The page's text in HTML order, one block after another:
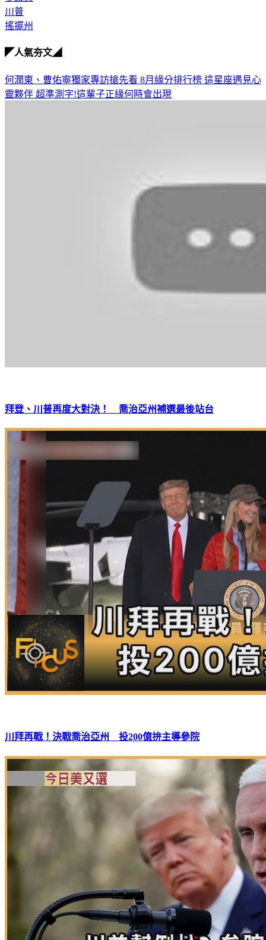
川普
搖擺州
◤人氣夯文◢
何潤東、曹佑寧獨家專訪搶先看 8月緣分排行榜 這星座遇見心
靈夥伴 超準測字!這輩子正緣何時會出現
拜登、川普再度大對決！ 喬治亞州補選最後站台
川拜再戰！決戰喬治亞州 投200億拚主導參院